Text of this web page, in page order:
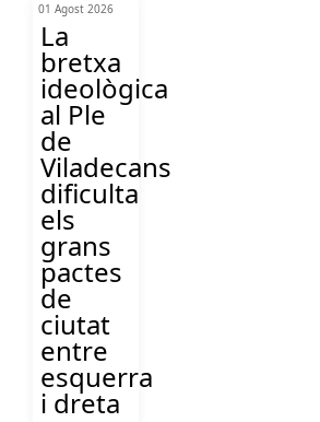
01 Agost 2026
La
bretxa
ideològica
al Ple
de
Viladecans
dificulta
els
grans
pactes
de
ciutat
entre
esquerra
i dreta